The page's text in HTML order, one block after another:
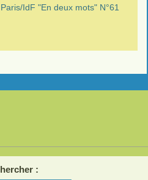
IdF "En deux mots" N°61
: